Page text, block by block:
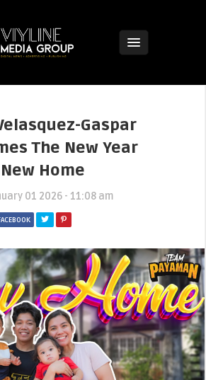
Gaspar
The New Year
Home
01 2026 - 11:08 am